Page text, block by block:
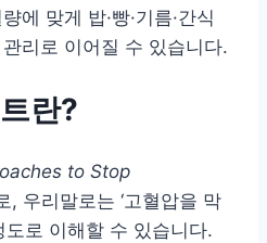
에 맞게 밥·빵·기름·간식
리로 이어질 수 있습니다.
란?
to Stop
, 우리말로는 ‘고혈압을 막
도로 이해할 수 있습니다.